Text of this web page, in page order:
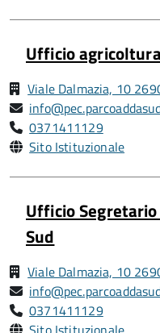
Ufficio
Viale Dalmazia, 10
0371411129
Sito Istituzionale
Ufficio
Sud
Viale Dalmazia, 10
0371411129